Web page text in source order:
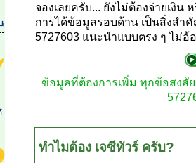
จองเลยครับ... ยังไม่ต้องจ่ายเงิ
การได้ข้อมูลรอบด้าน เป็นสิ่งสำ
5727603 แนะนำแบบตรง ๆ ไม่
ข้อมูลที่ต้องการเพิ่ม ทุกข้อสงสั
ทำไมต้อง เจซีทัวร์ ครับ?